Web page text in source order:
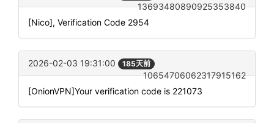
13693480890925353840
[Nico], Verification Code 2954
2026-02-03 19:31:00 185天前
10654706062317915162
[OnionVPN]Your verification code is 221073